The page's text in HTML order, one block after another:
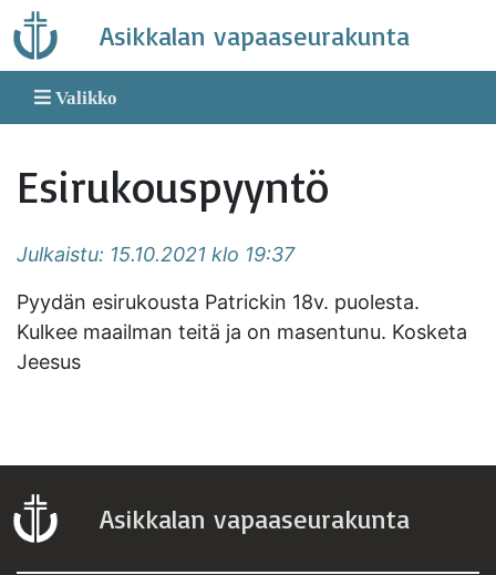
Skip
to
content
Asikkalan vapaaseurakunta
Valikko
Esirukouspyyntö
Julkaistu: 15.10.2021 klo 19:37
Pyydän esirukousta Patrickin 18v. puolesta.
Kulkee maailman teitä ja on masentunu. Kosketa
Jeesus
Asikkalan vapaaseurakunta